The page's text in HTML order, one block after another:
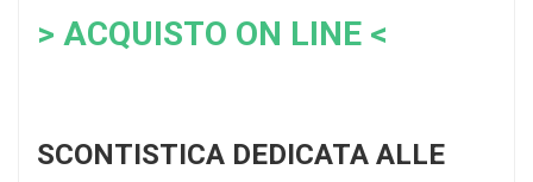
> ACQUISTO ON LINE <
SCONTISTICA DEDICATA ALLE